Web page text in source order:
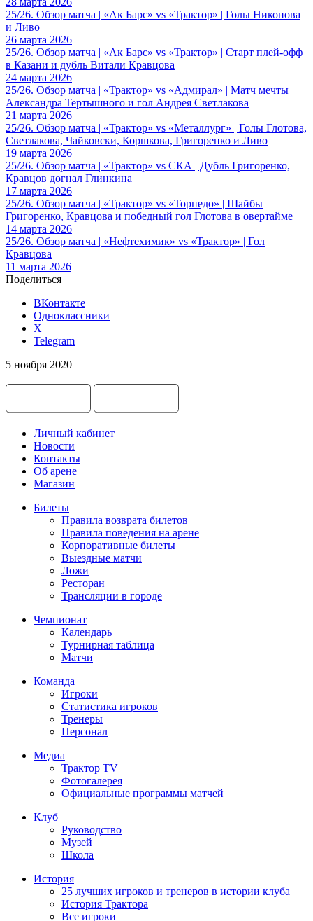
25/26. Обзор матча | «Ак Барс» vs «Трактор» | Голы Никонова
и Ливо
26 марта 2026
25/26. Обзор матча | «Ак Барс» vs «Трактор» | Старт плей-офф
в Казани и дубль Витали Кравцова
24 марта 2026
25/26. Обзор матча | «Трактор» vs «Адмирал» | Матч мечты
Александра Тертышного и гол Андрея Светлакова
21 марта 2026
25/26. Обзор матча | «Трактор» vs «Металлург» | Голы Глотова,
Светлакова, Чайковски, Коршкова, Григоренко и Ливо
19 марта 2026
25/26. Обзор матча | «Трактор» vs СКА | Дубль Григоренко,
Кравцов догнал Глинкина
17 марта 2026
25/26. Обзор матча | «Трактор» vs «Торпедо» | Шайбы
Григоренко, Кравцова и победный гол Глотова в овертайме
14 марта 2026
25/26. Обзор матча | «Нефтехимик» vs «Трактор» | Гол
Кравцова
11 марта 2026
Поделиться
ВКонтакте
Одноклассники
X
Telegram
5 ноября 2020
Личный кабинет
Новости
Контакты
Об арене
Магазин
Билеты
Правила возврата билетов
Правила поведения на арене
Корпоративные билеты
Выездные матчи
Ложи
Ресторан
Трансляции в городе
Чемпионат
Календарь
Турнирная таблица
Матчи
Команда
Игроки
Статистика игроков
Тренеры
Персонал
Медиа
Трактор TV
Фотогалерея
Официальные программы матчей
Клуб
Руководство
Музей
Школа
История
25 лучших игроков и тренеров в истории клуба
История Трактора
Все игроки